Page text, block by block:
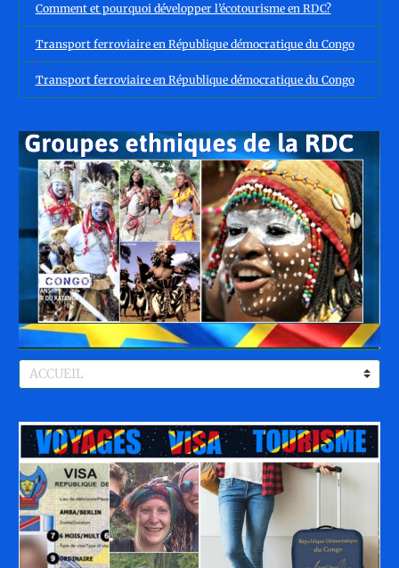
Comment et pourquoi développer l’écotourisme en RDC?
Transport ferroviaire en République démocratique du Congo
Transport ferroviaire en République démocratique du Congo